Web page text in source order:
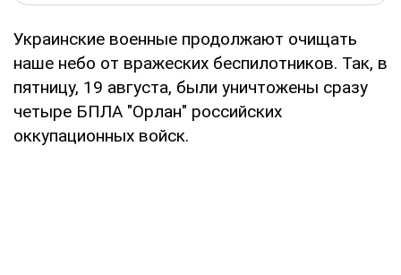
Украинские военные продолжают очищать
наше небо от вражеских беспилотников. Так, в
пятницу, 19 августа, были уничтожены сразу
четыре БПЛА "Орлан" российских
оккупационных войск.